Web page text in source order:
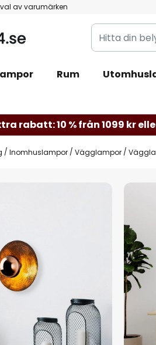
av varumärken
Hitta
din
Rum
rabatt: 10 % från 1099 kr
Inomhuslampor Vägglampor